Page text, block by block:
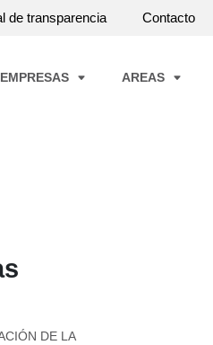
de transparencia Contacto
AREAS
DE LA